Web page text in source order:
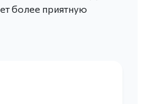
более приятную